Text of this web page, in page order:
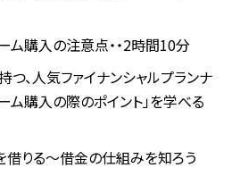
購入の注意点・・2時間10分
、人気ファイナンシャルプランナ
ム購入の際のポイント」を学べる
りる～借金の仕組みを知ろう